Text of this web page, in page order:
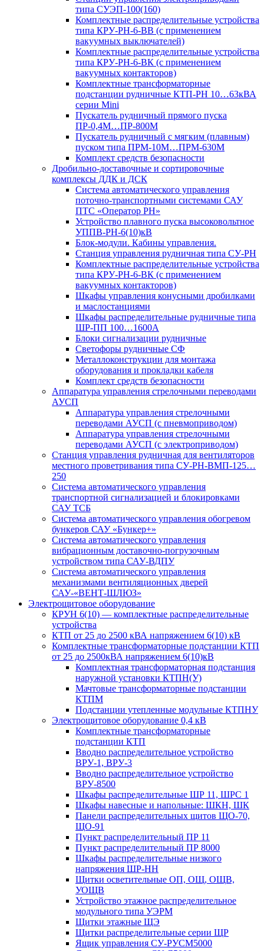
типа СУЭП-100(160)
Комплектные распределительные устройства
типа КРУ-РН-6-ВВ (с применением
вакуумных выключателей)
Комплектные распределительные устройства
типа КРУ-РН-6-ВК (с применением
вакуумных контакторов)
Комплектные трансформаторные
подстанции рудничные КТП-РН 10…63кВА
серии Mini
Пускатель рудничный прямого пуска
ПР-0,4М…ПР-800М
Пускатель рудничный с мягким (плавным)
пуском типа ПРМ-10М…ПРМ-630М
Комплект средств безопасности
Дробильно-доставочные и сортировочные
комплексы ДДК и ДСК
Система автоматического управления
поточно-транспортными системами САУ
ПТС «Оператор РН»
Устройство плавного пуска высоковольтное
УППВ-РН-6(10)кВ
Блок-модули. Кабины управления.
Станция управления рудничная типа СУ-РН
Комплектные распределительные устройства
типа КРУ-РН-6-ВК (с применением
вакуумных контакторов)
Шкафы управления конусными дробилками
и маслостанциями
Шкафы распределительные рудничные типа
ШР-ПП 100…1600А
Блоки сигнализации рудничные
Светофоры рудничные СФ
Металлоконструкции для монтажа
оборудования и прокладки кабеля
Комплект средств безопасности
Аппаратура управления стрелочными переводами
АУСП
Аппаратура управления стрелочными
переводами АУСП (с пневмоприводом)
Аппаратура управления стрелочными
переводами АУСП (с электроприводом)
Станция управления рудничная для вентиляторов
местного проветривания типа СУ-РН-ВМП-125…
250
Система автоматического управления
транспортной сигнализацией и блокировками
САУ ТСБ
Система автоматического управления обогревом
бункеров САУ «Бункер+»
Система автоматического управления
вибрационным доставочно-погрузочным
устройством типа САУ-ВДПУ
Система автоматического управления
механизмами вентиляционных дверей
САУ-«ВЕНТ-ШЛЮЗ»
Электрощитовое оборудование
КРУН 6(10) — комплектные распределительные
устройства
КТП от 25 до 2500 кВА напряжением 6(10) кВ
Комплектные трансформаторные подстанции КТП
от 25 до 2500кВА напряжением 6(10)кВ
Комплектная трансформаторная подстанция
наружной установки КТПН(У)
Мачтовые трансформаторные подстанции
КТПМ
Подстанции утепленные модульные КТПНУ
Электрощитовое оборудование 0,4 кВ
Комплектные трансформаторные
подстанции КТП
Вводно распределительное устройство
ВРУ-1, ВРУ-3
Вводно распределительное устройство
ВРУ-8500
Шкафы распределительные ШР 11, ШРС 1
Шкафы навесные и напольные: ШКН, ШК
Панели распределительных щитов ЩО-70,
ЩО-91
Пункт распределительный ПР 11
Пункт распределительный ПР 8000
Шкафы распределительные низкого
напряжения ШР-НН
Щитки осветительные ОП, ОЩ, ОЩВ,
УОЩВ
Устройство этажное распределительное
модульного типа УЭРМ
Щитки этажные ЩЭ
Щитки распределительные серии ЩР
Ящик управления СУ-РУСМ5000